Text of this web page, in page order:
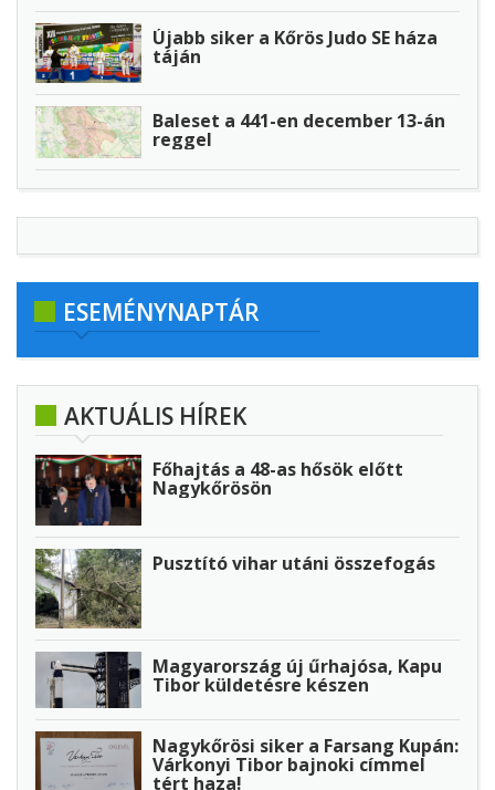
Újabb siker a Kőrös Judo SE háza
táján
Baleset a 441-en december 13-án
reggel
ESEMÉNYNAPTÁR
AKTUÁLIS HÍREK
Főhajtás a 48-as hősök előtt
Nagykőrösön
Pusztító vihar utáni összefogás
Magyarország új űrhajósa, Kapu
Tibor küldetésre készen
Nagykőrösi siker a Farsang Kupán:
Várkonyi Tibor bajnoki címmel
tért haza!